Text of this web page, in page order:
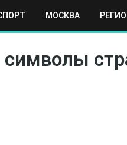
МОСКВА
символы